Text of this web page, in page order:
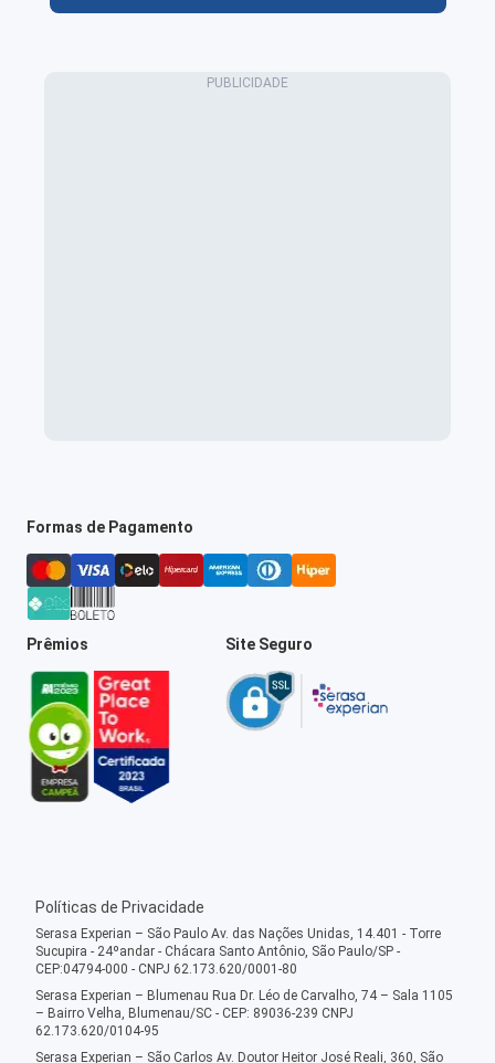
Formas de Pagamento
Prêmios Site Seguro
Políticas de Privacidade
Serasa Experian – São Paulo Av. das Nações Unidas, 14.401 - Torre
Sucupira - 24ºandar - Chácara Santo Antônio, São Paulo/SP -
CEP:04794-000 - CNPJ 62.173.620/0001-80
Serasa Experian – Blumenau Rua Dr. Léo de Carvalho, 74 – Sala 1105
– Bairro Velha, Blumenau/SC - CEP: 89036-239 CNPJ
62.173.620/0104-95
Serasa Experian – São Carlos Av. Doutor Heitor José Reali, 360, São